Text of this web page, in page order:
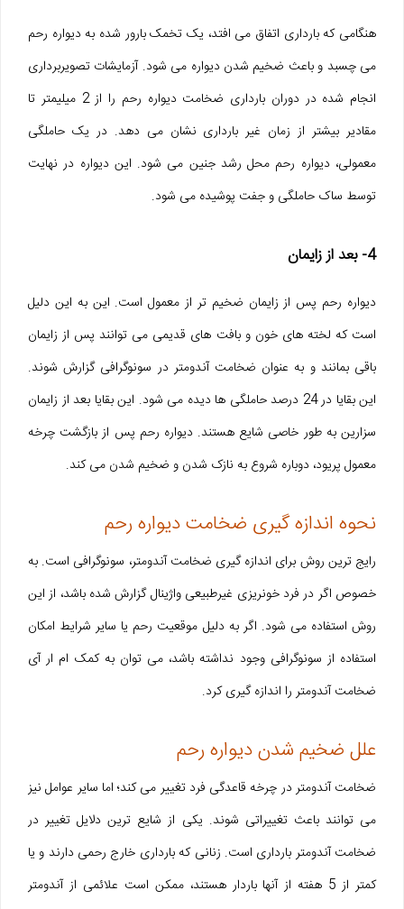
هنگامی که بارداری اتفاق می افتد، یک تخمک بارور شده به دیواره رحم
می چسبد و باعث ضخیم شدن دیواره می شود. آزمایشات تصویربرداری
انجام شده در دوران بارداری ضخامت دیواره رحم را از 2 میلیمتر تا
مقادیر بیشتر از زمان غیر بارداری نشان می دهد. در یک حاملگی
معمولی، دیواره رحم محل رشد جنین می شود. این دیواره در نهایت
توسط ساک حاملگی و جفت پوشیده می شود.
4- بعد از زایمان
دیواره رحم پس از زایمان ضخیم تر از معمول است. این به این دلیل
است که لخته های خون و بافت های قدیمی می توانند پس از زایمان
باقی بمانند و به عنوان ضخامت آندومتر در سونوگرافی گزارش شوند.
این بقایا در 24 درصد حاملگی ها دیده می شود. این بقایا بعد از زایمان
سزارین به طور خاصی شایع هستند. دیواره رحم پس از بازگشت چرخه
معمول پریود، دوباره شروع به نازک شدن و ضخیم شدن می کند.
نحوه اندازه گیری ضخامت دیواره رحم
رایج ترین روش برای اندازه گیری ضخامت آندومتر، سونوگرافی است. به
خصوص اگر در فرد خونریزی غیرطبیعی واژینال گزارش شده باشد، از این
روش استفاده می شود. اگر به دلیل موقعیت رحم یا سایر شرایط امکان
استفاده از سونوگرافی وجود نداشته باشد، می توان به کمک ام ار آی
ضخامت آندومتر را اندازه گیری کرد.
علل ضخیم شدن دیواره رحم
ضخامت آندومتر در چرخه قاعدگی فرد تغییر می کند؛ اما سایر عوامل نیز
می توانند باعث تغییراتی شوند. یکی از شایع ترین دلایل تغییر در
ضخامت آندومتر بارداری است. زنانی که بارداری خارج رحمی دارند و یا
کمتر از 5 هفته از آنها باردار هستند، ممکن است علائمی از آندومتر